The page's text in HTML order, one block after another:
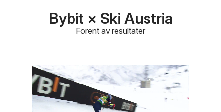
Bybit × Ski Austria
Forent av resultater